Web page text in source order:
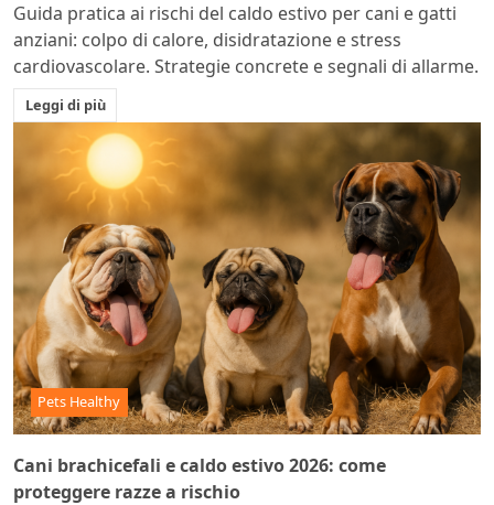
Guida pratica ai rischi del caldo estivo per cani e gatti
anziani: colpo di calore, disidratazione e stress
cardiovascolare. Strategie concrete e segnali di allarme.
Leggi di più
Pets Healthy
Cani brachicefali e caldo estivo 2026: come
proteggere razze a rischio